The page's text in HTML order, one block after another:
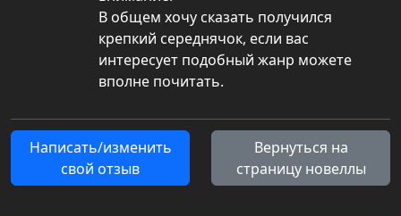
В общем хочу сказать получился
крепкий середнячок, если вас
интересует подобный жанр можете
вполне почитать.
Написать/изменить
свой отзыв
Вернуться на
страницу новеллы